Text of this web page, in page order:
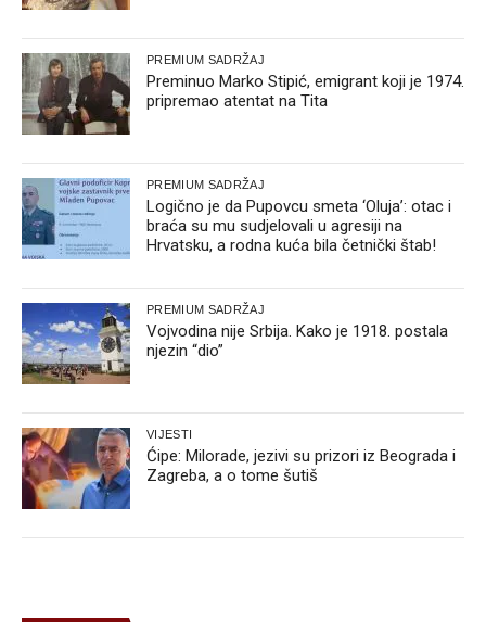
PREMIUM SADRŽAJ
Preminuo Marko Stipić, emigrant koji je 1974.
pripremao atentat na Tita
PREMIUM SADRŽAJ
Logično je da Pupovcu smeta ‘Oluja’: otac i
braća su mu sudjelovali u agresiji na
Hrvatsku, a rodna kuća bila četnički štab!
PREMIUM SADRŽAJ
Vojvodina nije Srbija. Kako je 1918. postala
njezin “dio”
VIJESTI
Ćipe: Milorade, jezivi su prizori iz Beograda i
Zagreba, a o tome šutiš